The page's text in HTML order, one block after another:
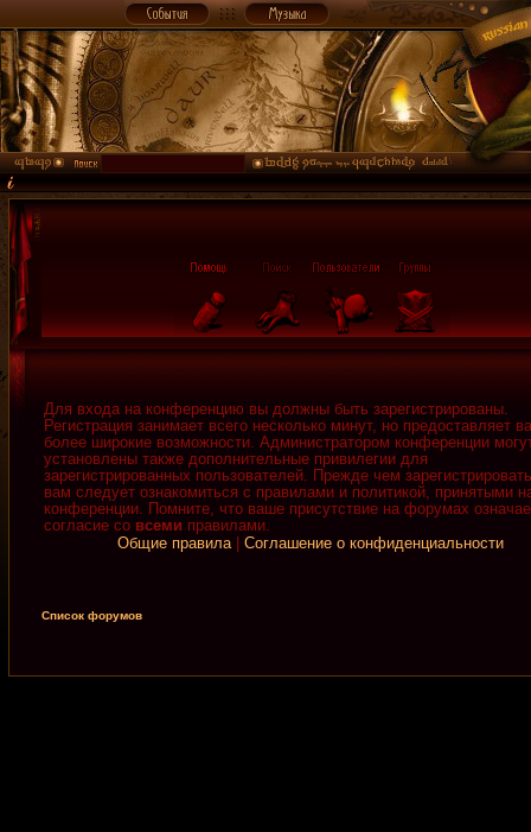
Для входа на конференцию вы должны быть зарегистрированы.
Регистрация занимает всего несколько минут, но предоставляет
более широкие возможности. Администратором конференции
установлены также дополнительные привилегии для
зарегистрированных пользователей. Прежде чем
вам следует ознакомиться с правилами и политикой, принятыми
конференции. Помните, что ваше присутствие на форумах
согласие со всеми правилами.
Общие правила| Соглашение о конфиденциальности
Список форумов